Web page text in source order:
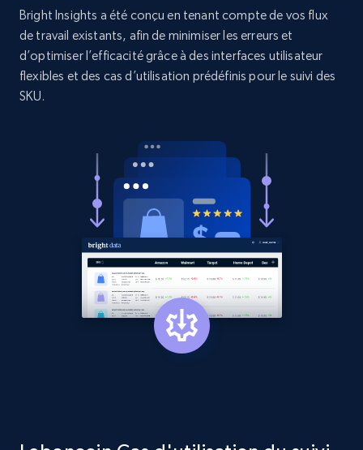
Target - Gather data on products using
specified keywords
Rating, Reviews count, Initial price, Discount,
1.3K+ 175+ Commencer
Target - Discover products by category url
URL, Product id, Title, Product description,
Rating, Reviews count, Initial price, Discount,
Bright Insights a été conçu en tenant compte de vos flux
de travail existants, afin de minimiser les erreurs et
d’optimiser l’efficacité grâce à des interfaces utilisateur
flexibles et des cas d’utilisation prédéfinis pour le suivi des
SKU.